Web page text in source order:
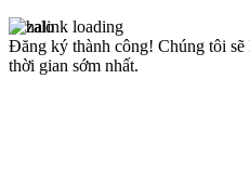
Đăng ký thành công! Chúng tôi
thời gian sớm nhất.